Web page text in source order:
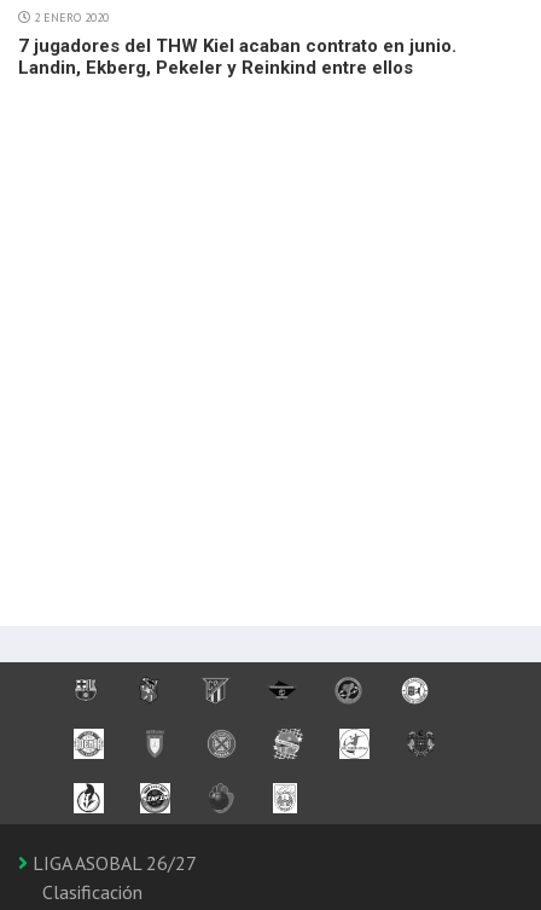
2 ENERO 2020
7 jugadores del THW Kiel acaban contrato en junio.
Landin, Ekberg, Pekeler y Reinkind entre ellos
LIGA ASOBAL 26/27
Clasificación